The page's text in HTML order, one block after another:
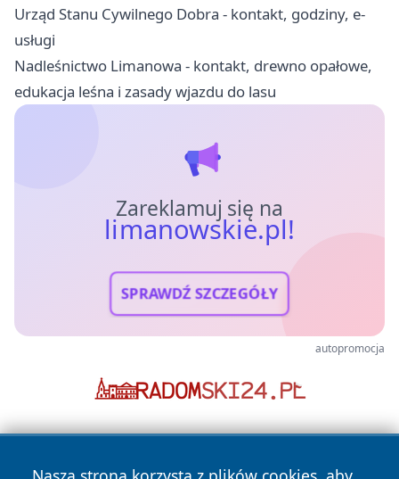
Urząd Stanu Cywilnego Dobra - kontakt, godziny, e-
usługi
Nadleśnictwo Limanowa - kontakt, drewno opałowe,
edukacja leśna i zasady wjazdu do lasu
Zareklamuj się na
limanowskie.pl!
SPRAWDŹ SZCZEGÓŁY
autopromocja